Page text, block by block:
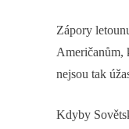
Zápory
Američanům,
nejsou tak
Kdyby